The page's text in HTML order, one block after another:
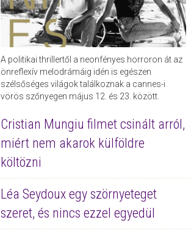
A politikai thrillertől a neonfényes horroron át az
önreflexív melodrámáig idén is egészen
szélsőséges világok találkoznak a cannes-i
vörös szőnyegen május 12. és 23. között.
Cristian Mungiu filmet csinált arról,
miért nem akarok külföldre
költözni
Léa Seydoux egy szörnyeteget
szeret, és nincs ezzel egyedül